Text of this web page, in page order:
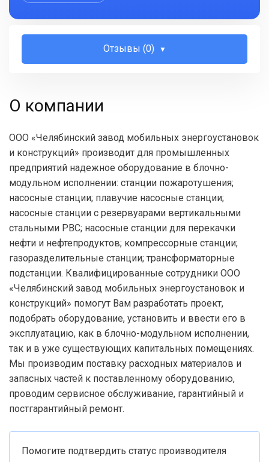
Отзывы (0)
О компании
ООО «Челябинский завод мобильных энергоустановок
и конструкций» производит для промышленных
предприятий надежное оборудование в блочно-
модульном исполнении: станции пожаротушения;
насосные станции; плавучие насосные станции;
насосные станции с резервуарами вертикальными
стальными РВС; насосные станции для перекачки
нефти и нефтепродуктов; компрессорные станции;
газоразделительные станции; трансформаторные
подстанции. Квалифицированные сотрудники ООО
«Челябинский завод мобильных энергоустановок и
конструкций» помогут Вам разработать проект,
подобрать оборудование, установить и ввести его в
эксплуатацию, как в блочно-модульном исполнении,
так и в уже существующих капитальных помещениях.
Мы производим поставку расходных материалов и
запасных частей к поставленному оборудованию,
проводим сервисное обслуживание, гарантийный и
постгарантийный ремонт.
Помогите подтвердить статус производителя